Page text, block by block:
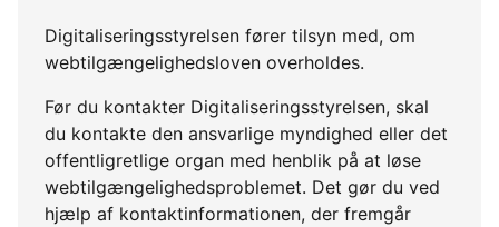
Digitaliseringsstyrelsen fører tilsyn med, om
webtilgængelighedsloven overholdes.
Før du kontakter Digitaliseringsstyrelsen, skal
du kontakte den ansvarlige myndighed eller det
offentligretlige organ med henblik på at løse
webtilgængelighedsproblemet. Det gør du ved
hjælp af kontaktinformationen, der fremgår